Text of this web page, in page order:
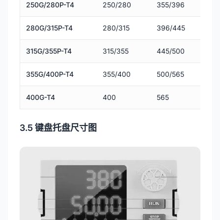
250G/280P-T4 250/280 355/396
280G/315P-T4 280/315 396/445
315G/355P-T4 315/355 445/500
355G/400P-T4 355/400 500/565
400G-T4 400 565
3.5 键盘托盘尺寸图